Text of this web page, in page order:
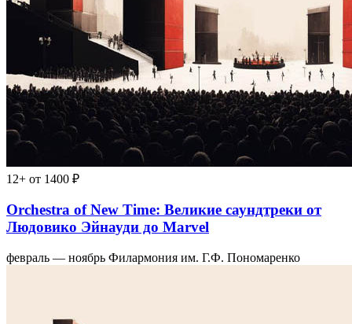
12+ от 1400 ₽
Orchestra of New Time: Великие саундтреки от
Людовико Эйнауди до Marvel
февраль — ноябрь Филармония им. Г.Ф. Пономаренко